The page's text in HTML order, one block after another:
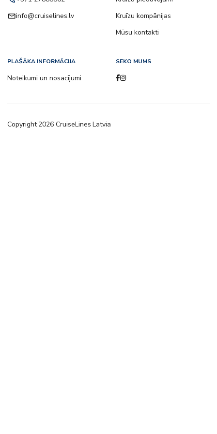
emailinfo@cruiselines.lv
Kruīzu kompānijas
Mūsu kontakti
PLAŠĀKA INFORMĀCIJA
Noteikumi un nosacījumi
SEKO MUMS
Copyright2026 CruiseLines Latvia